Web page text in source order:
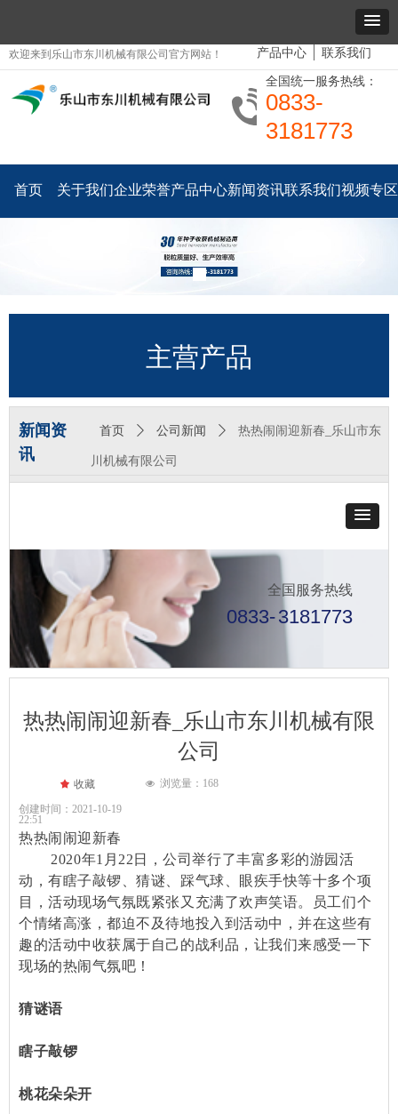
欢迎来到乐山市东川机械有限公司官方网站！ 产品中心 联系我们
全国统一服务热线：
0833-
3181773
首页 关于我们企业荣誉产品中心新闻资讯联系我们视频专区
主营产品
全国服务热线
0833-3181773
新闻资
讯
首页 ꄲ 公司新闻 ꄲ 热热闹闹迎新春_乐山市东
川机械有限公司
热热闹闹迎新春_乐山市东川机械有限
公司
热热闹闹迎新春
2020年1月22日，公司举行了丰富多彩的游园活
动，有瞎子敲锣、猜谜、踩气球、眼疾手快等十多个项
目，活动现场气氛既紧张又充满了欢声笑语。员工们个
个情绪高涨，都迫不及待地投入到活动中，并在这些有
趣的活动中收获属于自己的战利品，让我们来感受一下
现场的热闹气氛吧！
猜谜语
瞎子敲锣
桃花朵朵开
创建时间： 2021-10-19
22:51
넶 浏览量： 168
끄 收藏